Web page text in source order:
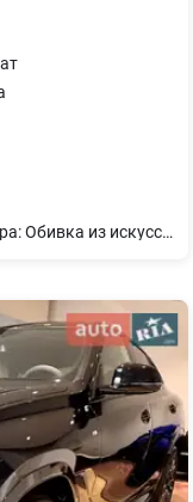
Цвет кузова: Black Sapphire Цвет интерьера: Обивка из искусственной кожи `Sensafin` с декоративной прострочкой Cognac 21" M диски V-spoke 915 M Bicolour с шинами смешанного типа и runflat Шины `Runflat` M спортивные тормоза Панели салона из дерева "poplar grain anthracite-brown open-pored" Юридический экстренный вызов Пакет "M Sport Pro" Дизайн фар BMW Individual Shadow Line М паски безпеки M Sport тормоза с красными суппортами BMW Individual обработка кузова `High - gloss Shadow Line` с расширенным содержанием M спортивный звук выхлопной системы Пакет `Comfort` Подогрев передних и задних сидений Передний пакет подогрева Термостакан Украинский пакет (Ukrainian package) Протиугонная система со сканером салона Автоматические доводчики дверей Солнцезащитное остекление Велюровые коврики Активная вентиляция передних сидений Комфортные передние сиденья Адаптивные светодиодные фары Акустическая система `Harman Kardon` Болты-секретки для колес Индикатор давления в шинах Адаптивная пневматическая подвеска Решетка радиатора BMW `Iconig Glow` Акустическое остекление Отделка `CraftedClarity` Driving Assistant Помощь при парковке Professional Интеллектуальный экстренный вызов Teleservices ConnectedDrive Services Пакет Connected неограниченный Беспроводная зарядка с охлаждением устройства